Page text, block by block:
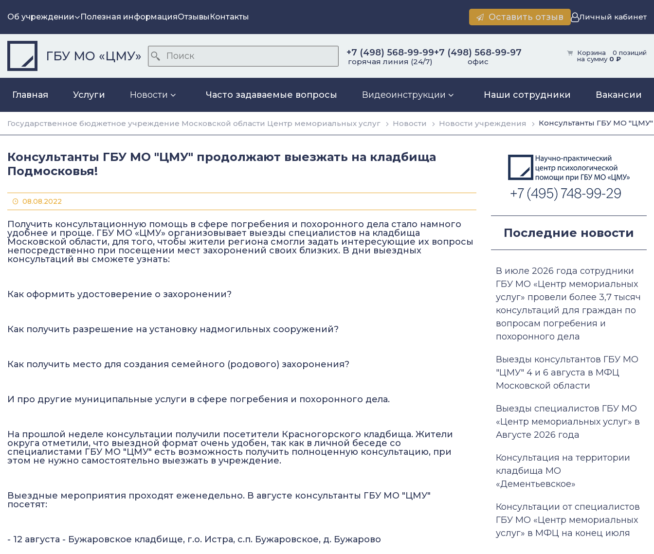
Об учреждении Полезная информацияОтзывы Контакты Оставить отзыв Личный кабинет
ГБУ МО «ЦМУ» +7 (498) 568-99-99
горячая линия (24/7)
+7 (498) 568-99-97
офис
Корзина
0 позиций
на сумму 0 ₽
Главная Услуги Новости Часто задаваемые вопросы Видеоинструкции Наши сотрудники Вакансии
Государственное бюджетное учреждение Московской области Центр мемориальных услуг Новости Новости учреждения Консультанты ГБУ МО
Консультанты ГБУ МО "ЦМУ" продолжают выезжать на кладбища
Подмосковья!
08.08.2022
Получить консультационную помощь в сфере погребения и похоронного дела стало намного
удобнее и проще. ГБУ МО «ЦМУ» организовывает выезды специалистов на кладбища
Московской области, для того, чтобы жители региона смогли задать интересующие их вопросы
непосредственно при посещении мест захоронений своих близких. В дни выездных
консультаций вы сможете узнать:
Как оформить удостоверение о захоронении?
Как получить разрешение на установку надмогильных сооружений?
Как получить место для создания семейного (родового) захоронения?
И про другие муниципальные услуги в сфере погребения и похоронного дела.
На прошлой неделе консультации получили посетители Красногорского кладбища. Жители
округа отметили, что выездной формат очень удобен, так как в личной беседе со
специалистами ГБУ МО "ЦМУ" есть возможность получить полноценную консультацию, при
этом не нужно самостоятельно выезжать в учреждение.
Выездные мероприятия проходят еженедельно. В августе консультанты ГБУ МО "ЦМУ"
посетят:
- 12 августа - Бужаровское кладбище, г.о. Истра, с.п. Бужаровское, д. Бужарово
Последние новости
В июле 2026 года сотрудники
ГБУ МО «Центр мемориальных
услуг» провели более 3,7 тысяч
консультаций для граждан по
вопросам погребения и
похоронного дела
Выезды консультантов ГБУ МО
"ЦМУ" 4 и 6 августа в МФЦ
Московской области
Выезды специалистов ГБУ МО
«Центр мемориальных услуг» в
Августе 2026 года
Консультация на территории
кладбища МО
«Дементьевское»
Консультации от специалистов
ГБУ МО «Центр мемориальных
услуг» в МФЦ на конец июля